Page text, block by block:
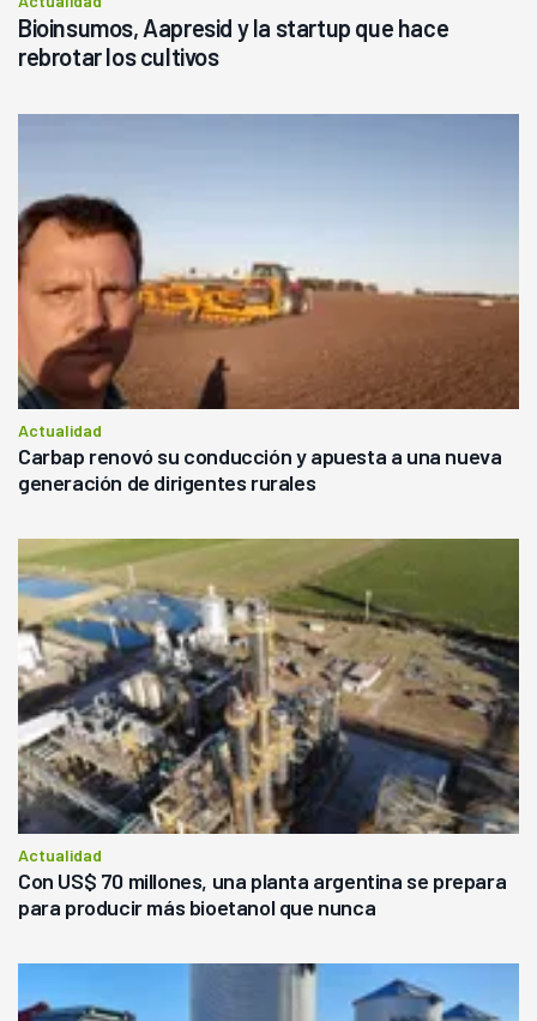
Bioinsumos, Aapresid y la startup que hace
rebrotar los cultivos
Actualidad
Carbap renovó su conducción y apuesta a una nueva
generación de dirigentes rurales
Actualidad
Con US$ 70 millones, una planta argentina se prepara
para producir más bioetanol que nunca